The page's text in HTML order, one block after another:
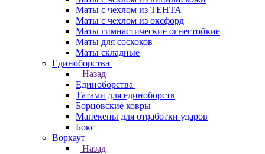
Маты с чехлом из ТЕНТА
Маты с чехлом из оксфорд
Маты гимнастические огнестойкие
Маты для соскоков
Маты складные
Единоборства
Назад
Единоборства
Татами для единоборств
Борцовские ковры
Манекены для отработки ударов
Бокс
Воркаут
Назад